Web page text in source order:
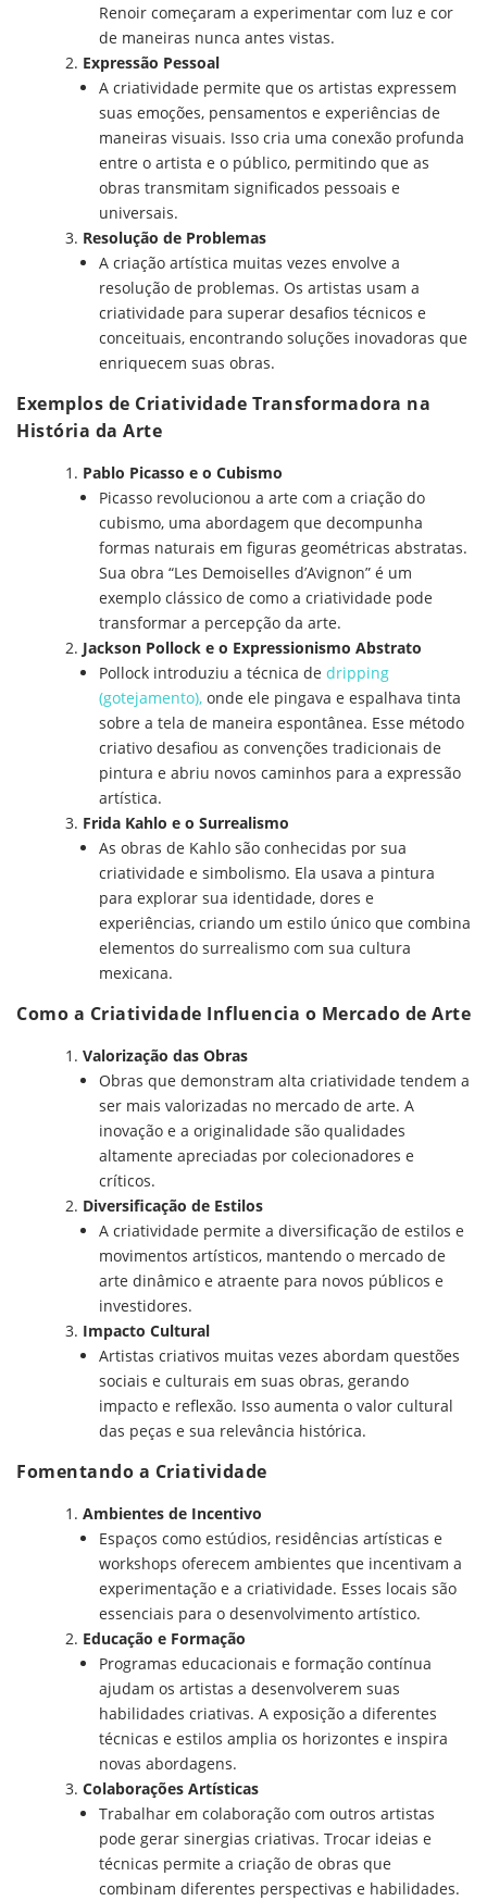
Renoir começaram a experimentar com luz e cor
de maneiras nunca antes vistas.
Expressão Pessoal
A criatividade permite que os artistas expressem
suas emoções, pensamentos e experiências de
maneiras visuais. Isso cria uma conexão profunda
entre o artista e o público, permitindo que as
obras transmitam significados pessoais e
universais.
Resolução de Problemas
A criação artística muitas vezes envolve a
resolução de problemas. Os artistas usam a
criatividade para superar desafios técnicos e
conceituais, encontrando soluções inovadoras que
enriquecem suas obras.
Exemplos de Criatividade Transformadora na
História da Arte
Pablo Picasso e o Cubismo
Picasso revolucionou a arte com a criação do
cubismo, uma abordagem que decompunha
formas naturais em figuras geométricas abstratas.
Sua obra “Les Demoiselles d’Avignon” é um
exemplo clássico de como a criatividade pode
transformar a percepção da arte.
Jackson Pollock e o Expressionismo Abstrato
Pollock introduziu a técnica de dripping
(gotejamento), onde ele pingava e espalhava tinta
sobre a tela de maneira espontânea. Esse método
criativo desafiou as convenções tradicionais de
pintura e abriu novos caminhos para a expressão
artística.
Frida Kahlo e o Surrealismo
As obras de Kahlo são conhecidas por sua
criatividade e simbolismo. Ela usava a pintura
para explorar sua identidade, dores e
experiências, criando um estilo único que combina
elementos do surrealismo com sua cultura
mexicana.
Como a Criatividade Influencia o Mercado de Arte
Valorização das Obras
Obras que demonstram alta criatividade tendem a
ser mais valorizadas no mercado de arte. A
inovação e a originalidade são qualidades
altamente apreciadas por colecionadores e
críticos.
Diversificação de Estilos
A criatividade permite a diversificação de estilos e
movimentos artísticos, mantendo o mercado de
arte dinâmico e atraente para novos públicos e
investidores.
Impacto Cultural
Artistas criativos muitas vezes abordam questões
sociais e culturais em suas obras, gerando
impacto e reflexão. Isso aumenta o valor cultural
das peças e sua relevância histórica.
Fomentando a Criatividade
Ambientes de Incentivo
Espaços como estúdios, residências artísticas e
workshops oferecem ambientes que incentivam a
experimentação e a criatividade. Esses locais são
essenciais para o desenvolvimento artístico.
Educação e Formação
Programas educacionais e formação contínua
ajudam os artistas a desenvolverem suas
habilidades criativas. A exposição a diferentes
técnicas e estilos amplia os horizontes e inspira
novas abordagens.
Colaborações Artísticas
Trabalhar em colaboração com outros artistas
pode gerar sinergias criativas. Trocar ideias e
técnicas permite a criação de obras que
combinam diferentes perspectivas e habilidades.